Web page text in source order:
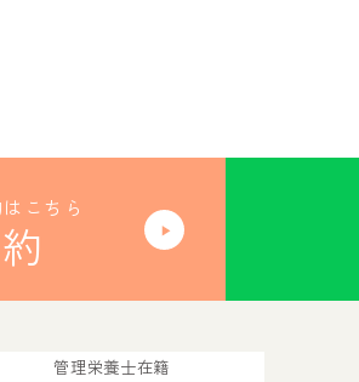
こちら
管理栄養士在籍